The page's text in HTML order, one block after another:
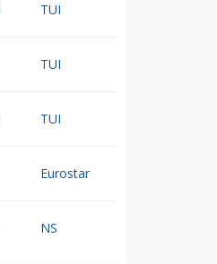
TUI
TUI
TUI
Eurostar
NS